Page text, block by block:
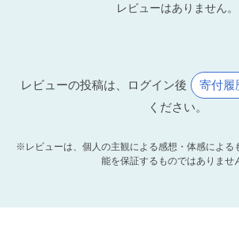
レビューはありません。
レビューの投稿は、ログイン後 寄付履
ください。
※レビューは、個人の主観による感想・体感による
能を保証するものではありませ